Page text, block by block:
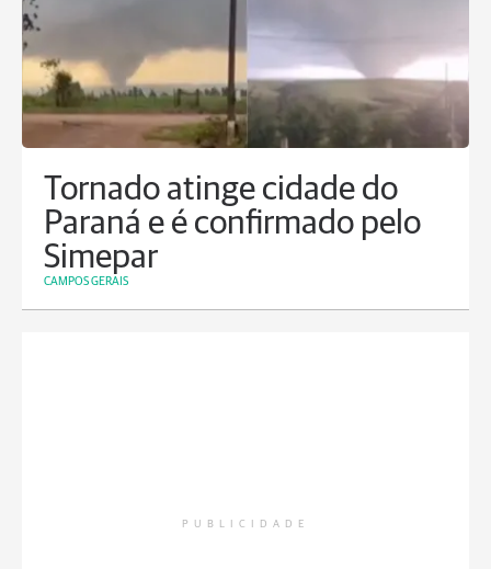
Tornado atinge cidade do
Paraná e é confirmado pelo
Simepar
CAMPOS GERAIS
PUBLICIDADE